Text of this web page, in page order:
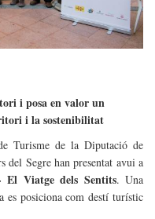
i posa en valor un
i la sostenibilitat
Turisme de la Diputació de
del Segre han presentat avui a
Viatge dels Sentits. Una
es posiciona com destí turístic